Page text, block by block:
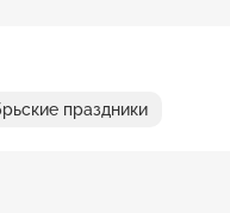
праздники